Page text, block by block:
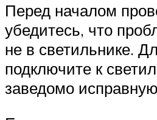
Перед началом
убедитесь, что
не в светильнике.
подключите к
заведомо